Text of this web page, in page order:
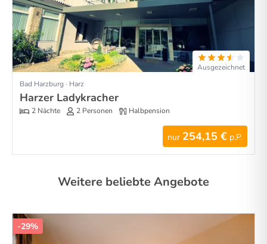
Ausgezeichnet
Bad Harzburg · Harz
Harzer Ladykracher
2 Nächte 2 Personen Halbpension
nur 254,15 € p.P.
Weitere beliebte Angebote
-29%